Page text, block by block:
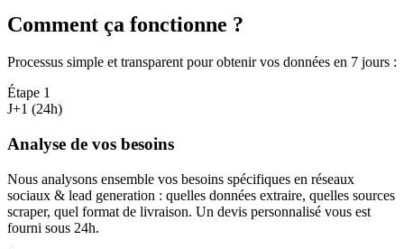
Comment ça fonctionne ?
Processus simple et transparent pour obtenir vos données en 7 jours :
Étape 1
J+1 (24h)
Analyse de vos besoins
Nous analysons ensemble vos besoins spécifiques en réseaux
sociaux & lead generation : quelles données extraire, quelles sources
scraper, quel format de livraison. Un devis personnalisé vous est
fourni sous 24h.